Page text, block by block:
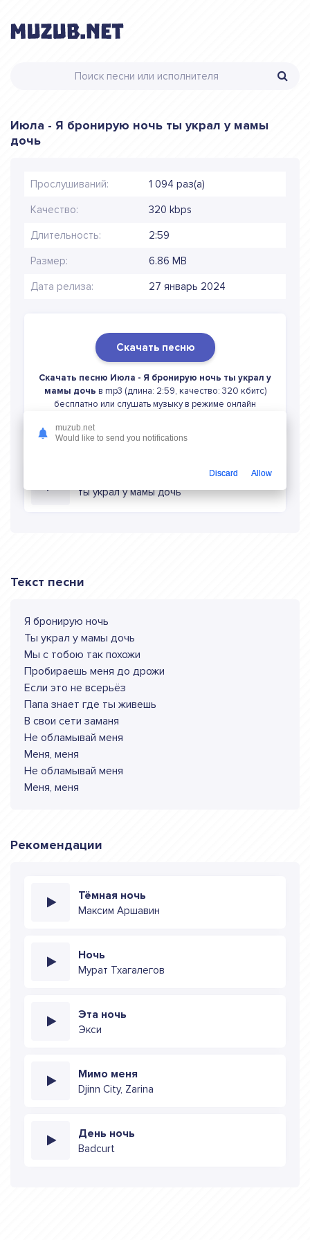
Июла - Я бронирую ночь ты украл у мамы
дочь
Прослушиваний: 1 094 раз(а)
Качество: 320 kbps
Длительность: 2:59
Размер: 6.86 MB
Дата релиза: 27 январь 2024
Скачать песню
Скачать песню Июла - Я бронирую ночь ты украл у
мамы дочь в mp3 (длина: 2:59, качество: 320 кбитс)
бесплатно или слушать музыку в режиме онлайн
Слушать онлайн Июла Я бронирую ночь
ты украл у мамы дочь
Текст песни
Я бронирую ночь
Ты украл у мамы дочь
Мы с тобою так похожи
Пробираешь меня до дрожи
Если это не всерьёз
Папа знает где ты живешь
В свои сети заманя
Не обламывай меня
Меня, меня
Не обламывай меня
Меня, меня
Рекомендации
Тёмная ночь
Максим Аршавин
Ночь
Мурат Тхагалегов
Эта ночь
Экси
Мимо меня
Djinn City, Zarina
День ночь
Badcurt
muzub.net
Would like to send you notifications
Discard Allow